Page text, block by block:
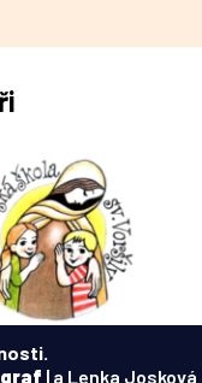
| a Lenka Josková